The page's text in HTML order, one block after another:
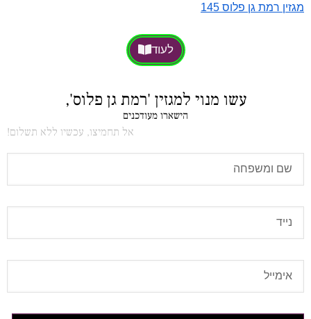
מגזין רמת גן פלוס 145
לעוד
עשו מנוי למגזין 'רמת גן פלוס',
הישארו מעודכנים
אל תחמיצו, עכשיו ללא תשלום!